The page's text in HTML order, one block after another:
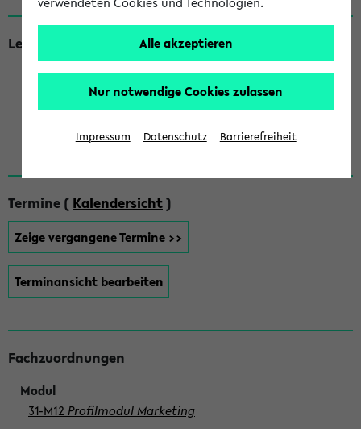
Lehrende
Herr Prof. Dr. Reinhold Decker
Termine ( Kalendersicht)
Zeige vergangene Termine >>
Terminansicht bearbeiten
Fachzuordnungen
31-M12 Profilmodul Marketing
Alle akzeptieren
Nur notwendige Cookies zulassen
Impressum Datenschutz Barrierefreiheit